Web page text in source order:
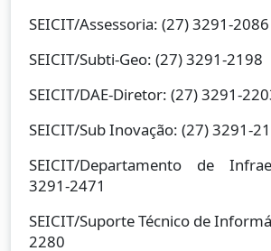
SEICIT/Assessoria: (27) 3291-2086
SEICIT/Subti-Geo: (27) 3291-2198
SEICIT/DAE-Diretor: (27) 3291-
SEICIT/Sub Inovação: (27) 3291-
SEICIT/Departamento de
3291-2471
SEICIT/Suporte Técnico de
2280